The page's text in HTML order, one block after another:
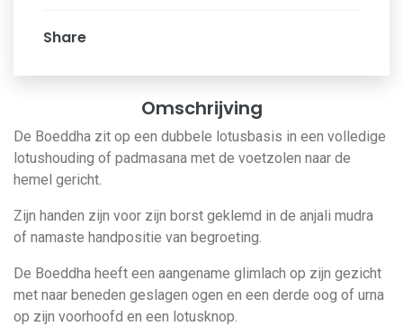
Share
Omschrijving
De Boeddha zit op een dubbele lotusbasis in een volledige
lotushouding of padmasana met de voetzolen naar de
hemel gericht.
Zijn handen zijn voor zijn borst geklemd in de anjali mudra
of namaste handpositie van begroeting.
De Boeddha heeft een aangename glimlach op zijn gezicht
met naar beneden geslagen ogen en een derde oog of urna
op zijn voorhoofd en een lotusknop.